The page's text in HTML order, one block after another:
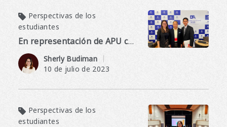
Perspectivas de los
estudiantes
En representación de APU compartiremos las voces de los jóvenes en la Semana Empresarial ASEAN-Japón 2023
Sherly Budiman
10 de julio de 2023
Perspectivas de los
estudiantes